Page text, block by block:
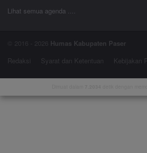
Lihat semua agenda ....
© 2016 - 2026 Humas Kabupaten Paser
Redaksi
Syarat dan Ketentuan Kebijakan